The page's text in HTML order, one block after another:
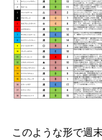
このような形で週